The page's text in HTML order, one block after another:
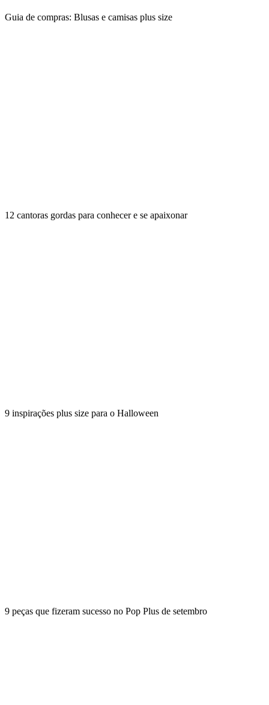
Guia de compras: Blusas e camisas plus size
12 cantoras gordas para conhecer e se apaixonar
9 inspirações plus size para o Halloween
9 peças que fizeram sucesso no Pop Plus de setembro